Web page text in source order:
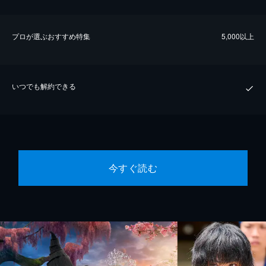
プロが選ぶおすすめ特集 5,000以上
いつでも解約できる
今すぐ読む